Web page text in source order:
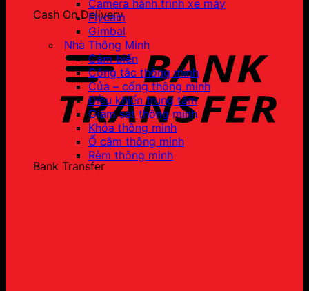
Cash On Delivery
Bank Transfer
Camera hành trình xe máy
Flycam
Gimbal
Nhà Thông Minh
Cảm biến
Công tắc thông minh
Cửa – cổng thông minh
Điều khiển trung tâm
Giám sát thông minh
Khóa thông minh
Ổ cắm thông minh
Rèm thông minh